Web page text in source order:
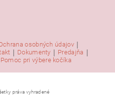
osobných údajov |
| Dokumenty | Predajňa |
Pomoc pri výbere kočíka
práva vyhradené